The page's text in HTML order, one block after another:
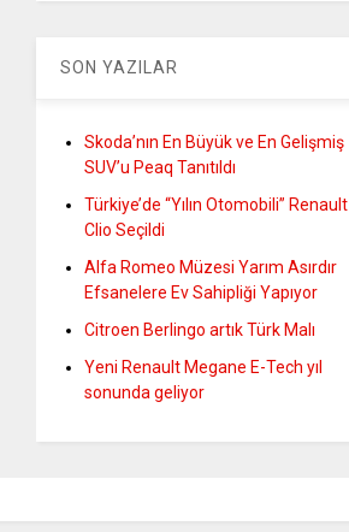
SON YAZILAR
Skoda’nın En Büyük ve En Gelişmiş
SUV’u Peaq Tanıtıldı
Türkiye’de “Yılın Otomobili” Renault
Clio Seçildi
Alfa Romeo Müzesi Yarım Asırdır
Efsanelere Ev Sahipliği Yapıyor
Citroen Berlingo artık Türk Malı
Yeni Renault Megane E-Tech yıl
sonunda geliyor